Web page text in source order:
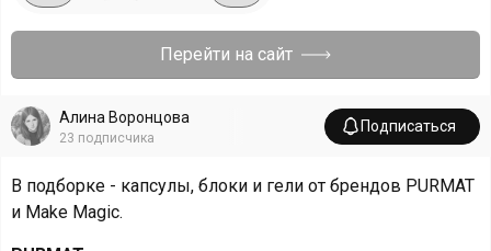
Перейти на сайт
Алина Воронцова
23 подписчика
Подписаться
В подборке - капсулы, блоки и гели от брендов PURMAT
и Make Magic.